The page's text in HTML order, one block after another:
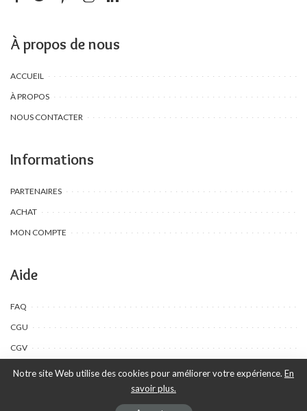
À propos de nous
ACCUEIL
À PROPOS
NOUS CONTACTER
Informations
PARTENAIRES
ACHAT
MON COMPTE
Aide
FAQ
CGU
CGV
©Toombow Kids, 2022 - 2024 - Tous droits réservés | Créé par Ewing
Notre site Web utilise des cookies pour améliorer votre expérience. En
savoir plus.